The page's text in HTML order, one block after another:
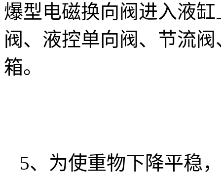
爆型电磁换向阀进入液
阀、液控单向阀、节流
箱。
5、为使重物下降平稳